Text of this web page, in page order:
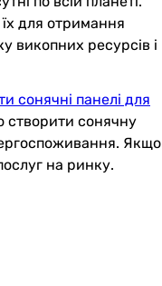
для отримання
викопних ресурсів і
сонячні панелі для
створити сонячну
Якщо
на ринку.